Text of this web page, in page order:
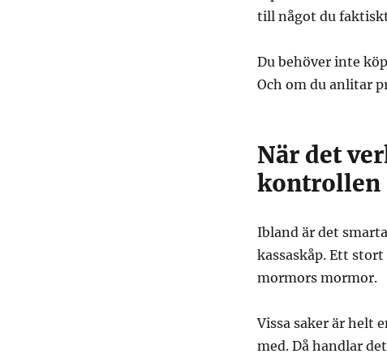
till något du
Du behöver inte
Och om du anlitar
När det
kontrollen
Ibland är det
kassaskåp. Ett
mormors mormor.
Vissa saker är helt
med. Då handlar